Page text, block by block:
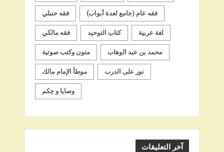
فقه حنبلي فقه عام (جامع لعدة أبواب)
فقه مالكي كتاب التوحيد لغة عربية
متون وكتب صوتية محمد بن عبد الوهاب
موطأ الإمام مالك نور على الدرب
وصايا و حِكم
آخر التعليقات